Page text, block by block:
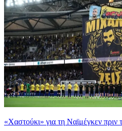
«Χαστούκι» για τη Ναϊμέγκεν